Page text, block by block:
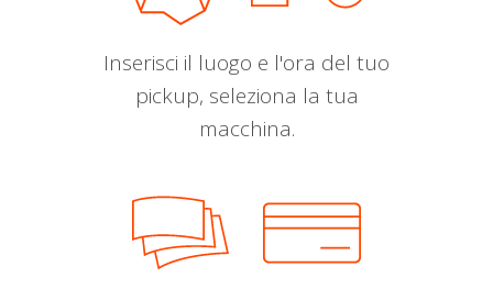
Inserisci il luogo e l'ora del tuo
pickup, seleziona la tua
macchina.